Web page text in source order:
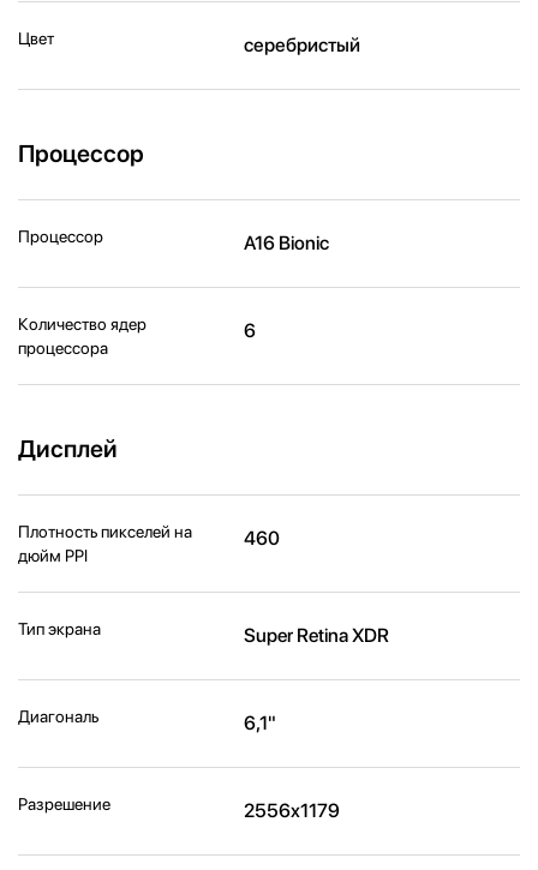
Цвет серебристый
Процессор
Процессор A16 Bionic
Количество ядер
процессора
6
Дисплей
Плотность пикселей на
дюйм PPI
460
Тип экрана Super Retina XDR
Диагональ 6,1"
Разрешение 2556x1179